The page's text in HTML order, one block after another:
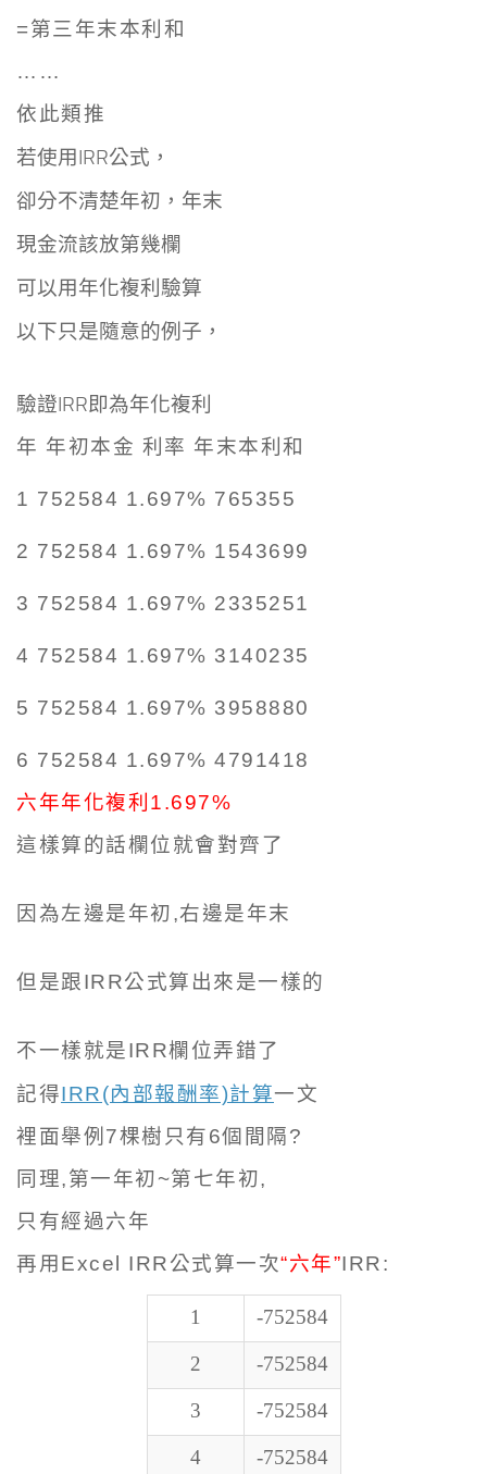
=第三年末本利和
……
依此類推
若使用IRR公式，
卻分不清楚年初，年末
現金流該放第幾欄
可以用年化複利驗算
以下只是隨意的例子，
驗證IRR即為年化複利
年 年初本金 利率 年末本利和
1 752584 1.697% 765355
2 752584 1.697% 1543699
3 752584 1.697% 2335251
4 752584 1.697% 3140235
5 752584 1.697% 3958880
6 752584 1.697% 4791418
六年年化複利1.697%
這樣算的話欄位就會對齊了
因為左邊是年初,右邊是年末
但是跟IRR公式算出來是一樣的
不一樣就是IRR欄位弄錯了
記得IRR(內部報酬率)計算一文
裡面舉例7棵樹只有6個間隔?
同理,第一年初~第七年初,
只有經過六年
再用Excel IRR公式算一次“六年”IRR:
1 -752584
2 -752584
3 -752584
4 -752584